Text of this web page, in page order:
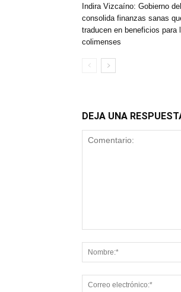
Indira Vizcaíno: Gobierno
consolida finanzas sanas
traducen en beneficios para
colimenses
DEJA UNA